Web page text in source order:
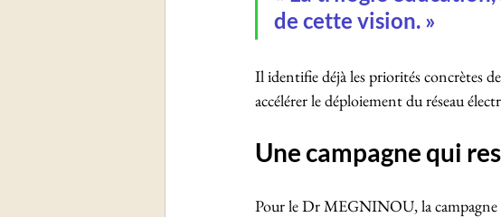
de cette vision. »
Il identifie déjà les priorités concrètes
accélérer le déploiement du réseau
Une campagne qui
Pour le Dr MEGNINOU, la campagne